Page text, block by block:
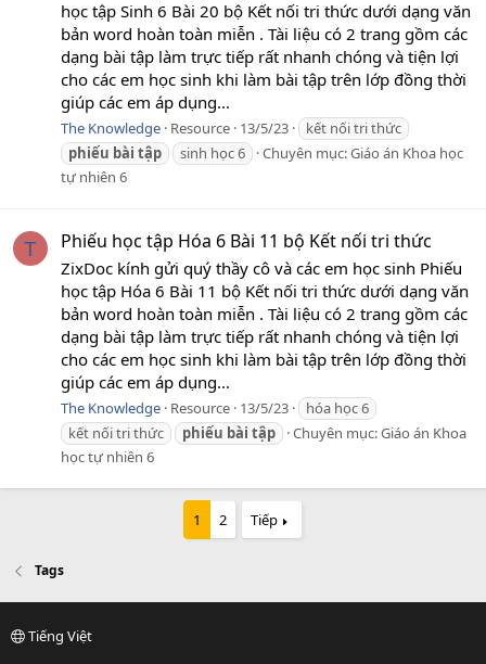
học tập Sinh 6 Bài 20 bộ Kết nối tri thức dưới dạng văn
bản word hoàn toàn miễn . Tài liệu có 2 trang gồm các
dạng bài tập làm trực tiếp rất nhanh chóng và tiện lợi
cho các em học sinh khi làm bài tập trên lớp đồng thời
giúp các em áp dụng...
The Knowledge Resource 13/5/23
kết nối tri thức
phiếu bài tập sinh học 6 Chuyên mục:Giáo án Khoa học
tự nhiên 6
T Phiếu học tập Hóa 6 Bài 11 bộ Kết nối tri thức
ZixDoc kính gửi quý thầy cô và các em học sinh Phiếu
học tập Hóa 6 Bài 11 bộ Kết nối tri thức dưới dạng văn
bản word hoàn toàn miễn . Tài liệu có 2 trang gồm các
dạng bài tập làm trực tiếp rất nhanh chóng và tiện lợi
cho các em học sinh khi làm bài tập trên lớp đồng thời
giúp các em áp dụng...
The Knowledge Resource 13/5/23
hóa học 6
kết nối tri thức
phiếu bài tập Chuyên mục:Giáo án Khoa
học tự nhiên 6
1 2 Tiếp
Tags
Tiếng Việt